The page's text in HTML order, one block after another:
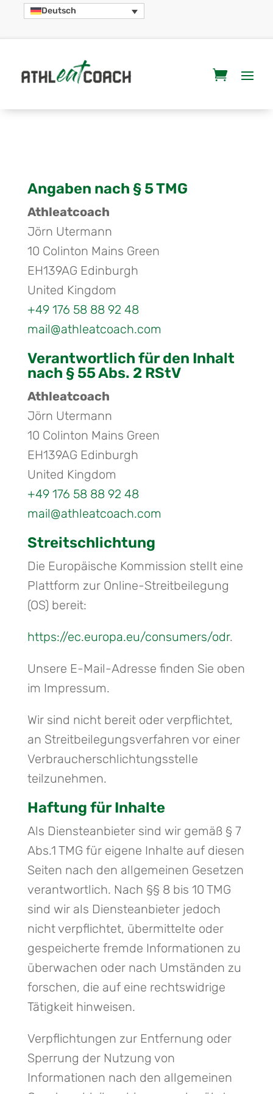
Deutsch
Angaben nach § 5 TMG
Athleatcoach
Jörn Utermann
10 Colinton Mains Green
EH139AG Edinburgh
United Kingdom
+49 176 58 88 92 48
mail@athleatcoach.com
Verantwortlich für den Inhalt
nach § 55 Abs. 2 RStV
Athleatcoach
Jörn Utermann
10 Colinton Mains Green
EH139AG Edinburgh
United Kingdom
+49 176 58 88 92 48
mail@athleatcoach.com
Streitschlichtung
Die Europäische Kommission stellt eine
Plattform zur Online-Streitbeilegung
(OS) bereit:
https://ec.europa.eu/consumers/odr.
Unsere E-Mail-Adresse finden Sie oben
im Impressum.
Wir sind nicht bereit oder verpflichtet,
an Streitbeilegungsverfahren vor einer
Verbraucherschlichtungsstelle
teilzunehmen.
Haftung für Inhalte
Als Diensteanbieter sind wir gemäß § 7
Abs.1 TMG für eigene Inhalte auf diesen
Seiten nach den allgemeinen Gesetzen
verantwortlich. Nach §§ 8 bis 10 TMG
sind wir als Diensteanbieter jedoch
nicht verpflichtet, übermittelte oder
gespeicherte fremde Informationen zu
überwachen oder nach Umständen zu
forschen, die auf eine rechtswidrige
Tätigkeit hinweisen.
Verpflichtungen zur Entfernung oder
Sperrung der Nutzung von
Informationen nach den allgemeinen